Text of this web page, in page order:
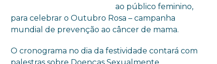
ao público feminino,
para celebrar o Outubro Rosa – campanha
mundial de prevenção ao câncer de mama.
O cronograma no dia da festividade contará com